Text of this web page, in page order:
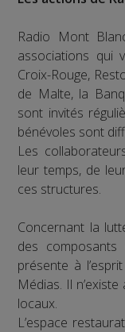
Radio Mont
associations qui
Croix-Rouge,
de Malte, la
sont invités
bénévoles sont
Les
leur temps, de
ces structures.
Concernant la
des
présente à
Médias. Il
locaux.
L’espace